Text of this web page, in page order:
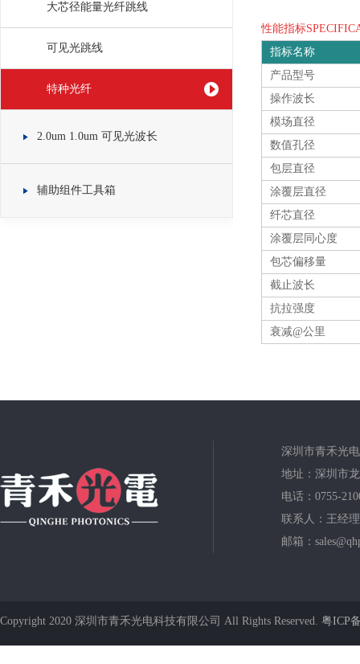
大芯径能量光纤跳线
可见光跳线
特种光纤
2.0um 1.0um 可见光波长
辅助组件工具箱
性能指标
指标名称
产品型号
操作波长
模场直径
数值孔径
包层直径
涂覆层直径
纤芯直径
涂覆层同心度
包芯偏移量
截止波长
抗拉强度
衰减@公里
深圳市青禾光
地址：深圳市
电话：0755-
联系人：王经理
邮箱：
Copyright 2020 深圳市青禾光电科技有限公司 All Rights Reserved. 粤ICP